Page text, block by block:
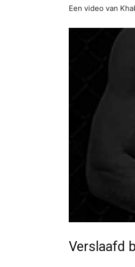
Een video van
Verslaafd